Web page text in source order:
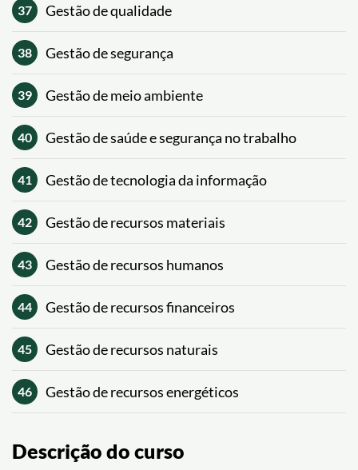
37 Gestão de qualidade
38 Gestão de segurança
39 Gestão de meio ambiente
40 Gestão de saúde e segurança no trabalho
41 Gestão de tecnologia da informação
42 Gestão de recursos materiais
43 Gestão de recursos humanos
44 Gestão de recursos financeiros
45 Gestão de recursos naturais
46 Gestão de recursos energéticos
Descrição do curso